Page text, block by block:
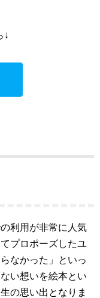
↓
利用が非常に人気
プロポーズしたユ
なかった」といっ
い想いを絵本とい
の思い出となりま